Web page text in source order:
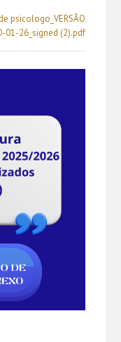
psicologo_VERSÃO
01-26_signed (2).pdf